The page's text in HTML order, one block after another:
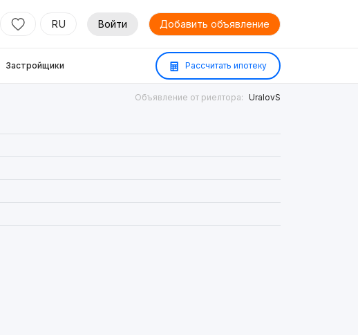
RU Войти Добавить объявление
Застройщики Рассчитать ипотеку
Объявление от риелтора: UralovS